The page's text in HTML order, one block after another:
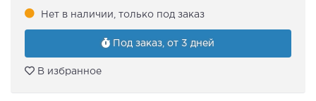
Нет в наличии, только под заказ
Под заказ, от 3 дней
В избранное